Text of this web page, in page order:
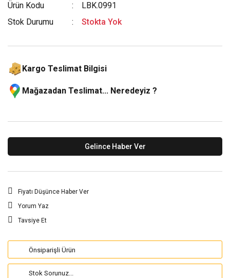
Ürün Kodu
LBK.0991
Stok Durumu
Stokta Yok
Kargo Teslimat Bilgisi
Mağazadan Teslimat... Neredeyiz ?
Gelince Haber Ver
Fiyatı Düşünce Haber Ver
Yorum Yaz
Tavsiye Et
Önsiparişli Ürün
Stok Sorunuz...